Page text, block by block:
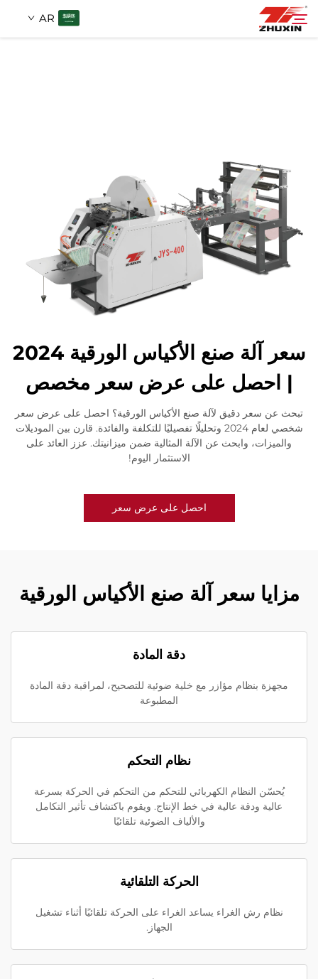
AR
شركة
أخبار
اتصل
سعر آلة صنع الأكياس الورقية 2024
| احصل على عرض سعر مخصص
تبحث عن سعر دقيق لآلة صنع الأكياس الورقية؟ احصل على عرض سعر
شخصي لعام 2024 وتحليلًا تفصيليًا للتكلفة والفائدة. قارن بين الموديلات
والميزات، وابحث عن الآلة المثالية ضمن ميزانيتك. عزز العائد على
الاستثمار اليوم!
احصل على عرض سعر
مزايا سعر آلة صنع الأكياس الورقية
دقة المادة
مجهزة بنظام مؤازر مع خلية ضوئية للتصحيح، لمراقبة دقة المادة
المطبوعة
نظام التحكم
يُحسّن النظام الكهربائي للتحكم من التحكم في الحركة بسرعة
عالية ودقة عالية في خط الإنتاج. ويقوم باكتشاف تأثير التكامل
والألياف الضوئية تلقائيًا
الحركة التلقائية
نظام رش الغراء يساعد الغراء على الحركة تلقائيًا أثناء تشغيل
الجهاز.